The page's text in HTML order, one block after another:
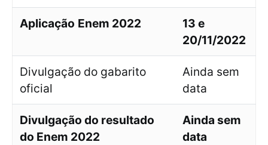
Aplicação Enem 2022
13 e
20/11/2022
Divulgação do gabarito
oficial
Ainda sem
data
Divulgação do resultado
do Enem 2022
Ainda sem
data